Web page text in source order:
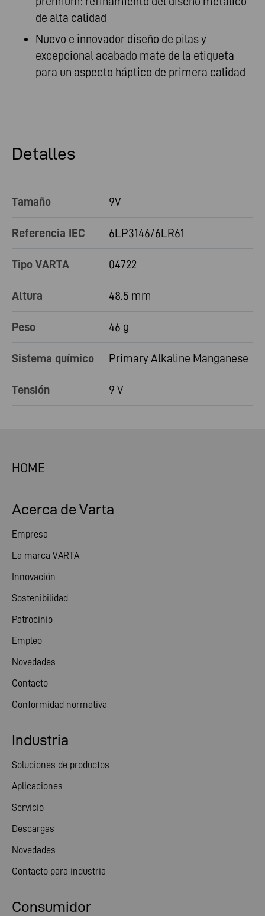
de alta calidad
Nuevo e innovador diseño de pilas y
excepcional acabado mate de la etiqueta
para un aspecto háptico de primera calidad
Detalles
Tamaño 9V
Referencia IEC 6LP3146/6LR61
Tipo VARTA 04722
Altura 48.5 mm
Peso 46 g
Sistema químico Primary Alkaline Manganese
Tensión 9 V
HOME
Acerca de Varta
Empresa
La marca VARTA
Innovación
Sostenibilidad
Patrocinio
Empleo
Novedades
Contacto
Conformidad normativa
Consumidor
Industria
Soluciones de productos
Aplicaciones
Servicio
Descargas
Novedades
Contacto para industria